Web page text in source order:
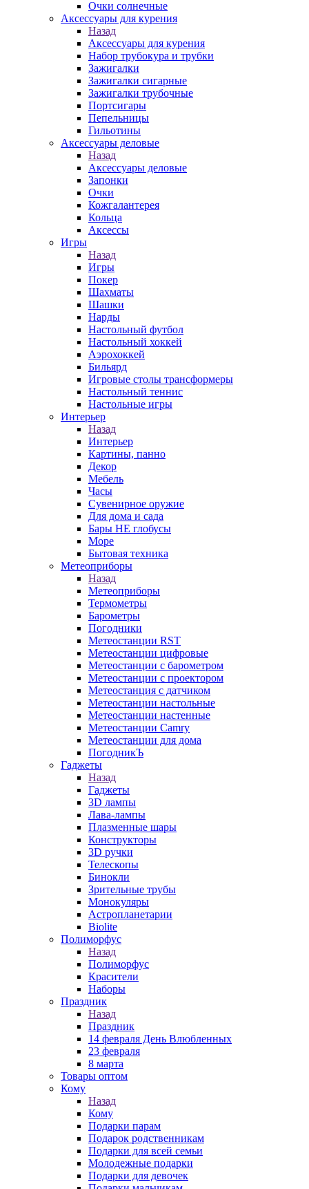
Очки солнечные
Аксессуары для курения
Назад
Аксессуары для курения
Набор трубокура и трубки
Зажигалки
Зажигалки сигарные
Зажигалки трубочные
Портсигары
Пепельницы
Гильотины
Аксессуары деловые
Назад
Аксессуары деловые
Запонки
Очки
Кожгалантерея
Кольца
Аксессы
Игры
Назад
Игры
Покер
Шахматы
Шашки
Нарды
Настольный футбол
Настольный хоккей
Аэрохоккей
Бильярд
Игровые столы трансформеры
Настольный теннис
Настольные игры
Интерьер
Назад
Интерьер
Картины, панно
Декор
Мебель
Часы
Сувенирное оружие
Для дома и сада
Бары НЕ глобусы
Море
Бытовая техника
Метеоприборы
Назад
Метеоприборы
Термометры
Барометры
Погодники
Метеостанции RST
Метеостанции цифровые
Метеостанции с барометром
Метеостанции с проектором
Метеостанция с датчиком
Метеостанции настольные
Метеостанции настенные
Метеостанции Camry
Метеостанции для дома
ПогодникЪ
Гаджеты
Назад
Гаджеты
3D лампы
Лава-лампы
Плазменные шары
Конструкторы
3D ручки
Телескопы
Бинокли
Зрительные трубы
Монокуляры
Астропланетарии
Biolite
Полиморфус
Назад
Полиморфус
Красители
Наборы
Праздник
Назад
Праздник
14 февраля День Влюбленных
23 февраля
8 марта
Товары оптом
Кому
Назад
Кому
Подарки парам
Подарок родственникам
Подарки для всей семьи
Молодежные подарки
Подарки для девочек